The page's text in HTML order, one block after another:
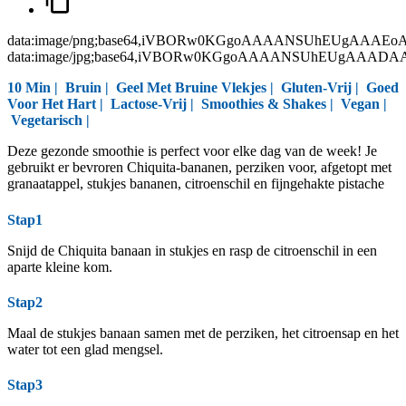
data:image/
data:image/
10 Min | Bruin | Geel Met Bruine Vlekjes | Gluten-Vrij | Goed
Voor Het Hart | Lactose-Vrij | Smoothies & Shakes | Vegan |
Vegetarisch |
Deze gezonde smoothie is perfect voor elke dag van de week! Je
gebruikt er bevroren Chiquita-bananen, perziken voor, afgetopt met
granaatappel, stukjes bananen, citroenschil en fijngehakte pistache
Stap1
Snijd de Chiquita banaan in stukjes en rasp de citroenschil in een
aparte kleine kom.
Stap2
Maal de stukjes banaan samen met de perziken, het citroensap en het
water tot een glad mengsel.
Stap3